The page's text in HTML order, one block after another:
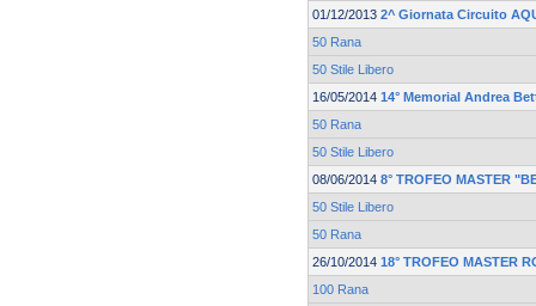
01/12/2013 2^ Giornata Circuito
50 Rana
50 Stile Libero
16/05/2014 14° Memorial Andrea
50 Rana
50 Stile Libero
08/06/2014 8° TROFEO MASTER
50 Stile Libero
50 Rana
26/10/2014 18° TROFEO MASTER
100 Rana